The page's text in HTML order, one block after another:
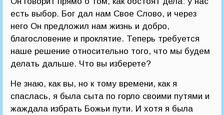
есть выбор. Бог дал нам Свое Слово, и через
него Он предложил нам жизнь и добро,
благословение и проклятие. Теперь требуется
наше решение относительно того, что мы будем
делать дальше. Что вы изберете?
Не знаю, как вы, но к тому времени, как я
спаслась, я была сыта по горло своими путями и
жаждала избрать Божьи пути. И хотя я была